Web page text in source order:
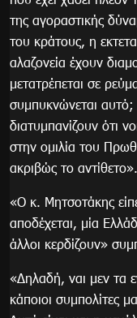
της αγοραστικής
του κράτους, η
αλαζονεία έχουν
μετατρέπεται σε
συμπυκνώνεται
διατυμπανίζουν ότι
στην ομιλία του
ακριβώς το αντίθετο».
«Ο κ. Μητσοτάκης
αποδέχεται, μία
άλλοι κερδίζουν»
«Δηλαδή, ναι μεν τα
κάποιοι συμπολίτες